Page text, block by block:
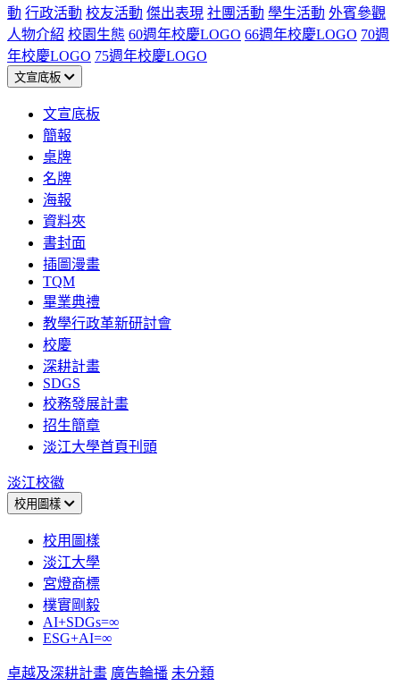
動 行政活動 校友活動 傑出表現 社團活動 學生活動 外賓參觀
人物介紹 校園生態 60週年校慶LOGO 66週年校慶LOGO 70週
年校慶LOGO 75週年校慶LOGO
文宣底板
文宣底板
簡報
桌牌
名牌
海報
資料夾
書封面
插圖漫畫
TQM
畢業典禮
教學行政革新研討會
校慶
深耕計畫
SDGS
校務發展計畫
招生簡章
淡江大學首頁刊頭
淡江校徽
校用圖樣
校用圖樣
淡江大學
宮燈商標
樸實剛毅
AI+SDGs=∞
ESG+AI=∞
卓越及深耕計畫 廣告輪播 未分類